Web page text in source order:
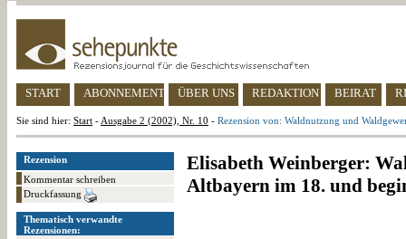
START ABONNEMENT ÜBER UNS REDAKTION BEIRAT
Sie sind hier: Start - Ausgabe 2 (2002), Nr. 10 - Rezension von: Waldnutzung und
Rezension
Kommentar schreiben
Druckfassung
Thematisch verwandte
Rezensionen:
Elisabeth Weinberger:
Altbayern im 18. und